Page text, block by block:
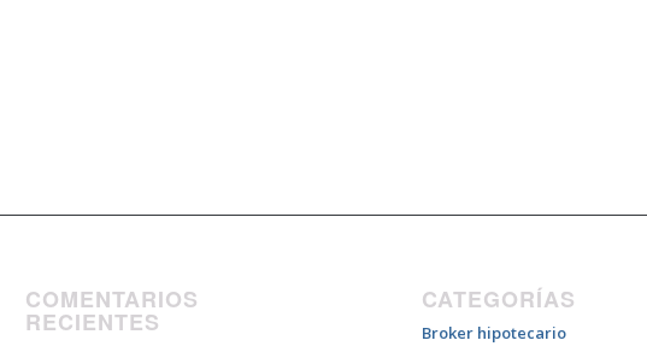
COMENTARIOS
RECIENTES
CATEGORÍAS
Broker hipotecario